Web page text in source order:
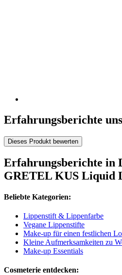
Erfahrungsberichte
Dieses Produkt bewerten
Erfahrungsberichte in
GRETEL KUS Liquid
Beliebte Kategorien:
Lippenstift & Lippenfarbe
Vegane Lippenstifte
Make-up für einen festlichen
Kleine Aufmerksamkeiten zu
Make-up Essentials
Cosmeterie entdecken: